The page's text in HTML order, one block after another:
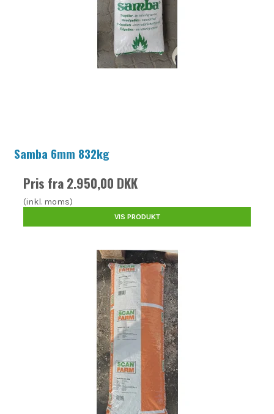
Samba 6mm 832kg
Pris fra2.950,00 DKK
(inkl. moms)
VIS PRODUKT